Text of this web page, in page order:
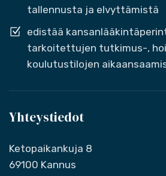
tallennusta ja elvyttämistä
edistää
tarkoitettujen tutkimus-,
koulutustilojen
Yhteystiedot
Ketopaikankuja 8
69100 Kannus